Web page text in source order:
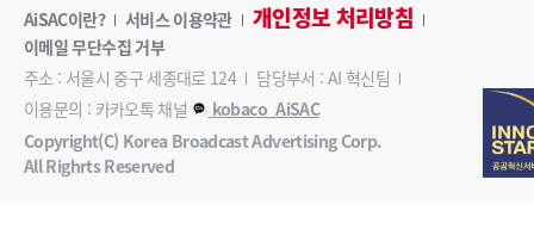
AiSAC이란? 서비스 이용약관 개인정보 처리방침
이메일 무단수집 거부
주소 : 서울시 중구 세종대로 124
담당부서 : AI 혁신팀
이용문의 : 카카오톡 채널
kobaco_AiSAC
Copyright(C) Korea Broadcast Advertising Corp.
All Righrts Reserved